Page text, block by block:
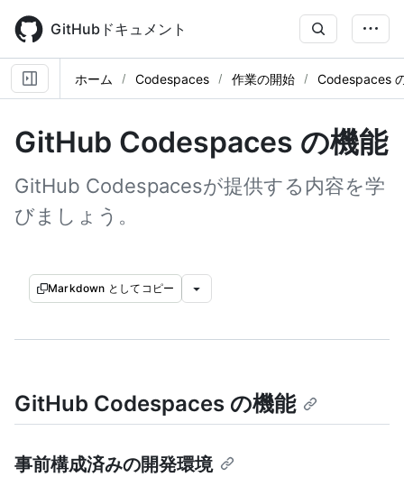
main
content
GitHubドキュメント
ホーム Codespaces 作業の開始 Codespaces
GitHub Codespaces の機能
GitHub Codespacesが提供する内容を学
びましょう。
Markdown としてコピー
GitHub Codespaces の機能
事前構成済みの開発環境